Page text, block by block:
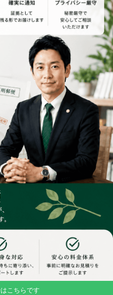
こちらです